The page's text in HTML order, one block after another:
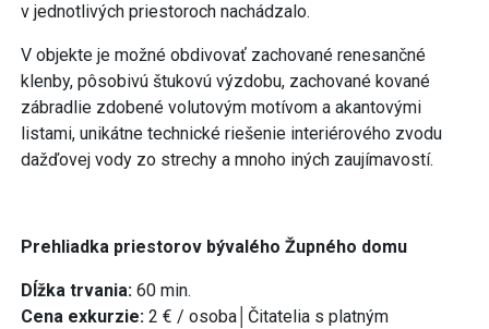
v jednotlivých priestoroch nachádzalo.
V objekte je možné obdivovať zachované renesančné
klenby, pôsobivú štukovú výzdobu, zachované kované
zábradlie zdobené volutovým motívom a akantovými
listami, unikátne technické riešenie interiérového zvodu
dažďovej vody zo strechy a mnoho iných zaujímavostí.
Prehliadka priestorov bývalého Župného domu
Dĺžka trvania: 60 min.
Cena exkurzie: 2 € / osoba│Čitatelia s platným